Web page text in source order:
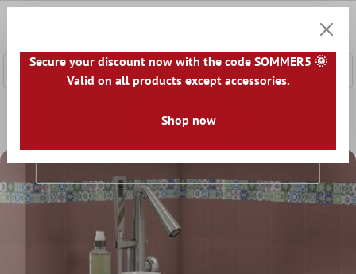
Fliesenbordüre
Secure your discount now with the code SOMMER5 🌞
Valid on all products except accessories.
Shop now